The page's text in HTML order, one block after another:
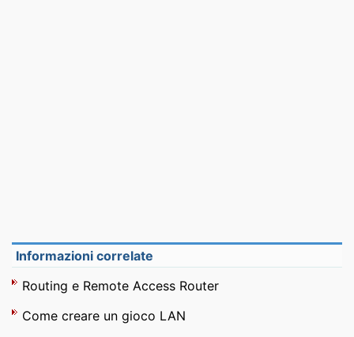
Informazioni correlate
Routing e Remote Access Router
Come creare un gioco LAN